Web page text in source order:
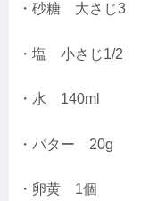
・砂糖 大さじ3
・塩 小さじ1/2
・水 140ml
・バター 20g
・卵黄 1個